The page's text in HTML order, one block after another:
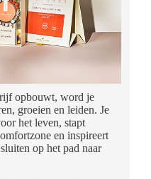
opbouwt, word je
groeien en leiden. Je
het leven, stapt
en inspireert
op het pad naar